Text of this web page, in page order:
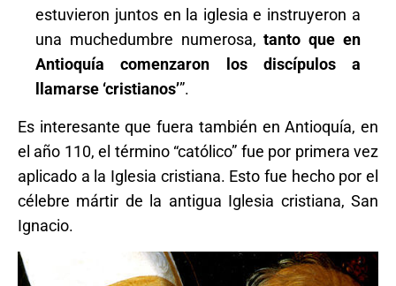
estuvieron juntos en la iglesia e instruyeron a
una muchedumbre numerosa,tanto que en
Antioquía comenzaron los discípulos a
llamarse ‘cristianos’”.
Es interesante que fuera también en Antioquía, en
el año 110, el término “católico” fue por primera vez
aplicado a la Iglesia cristiana. Esto fue hecho por el
célebre mártir de la antigua Iglesia cristiana, San
Ignacio.